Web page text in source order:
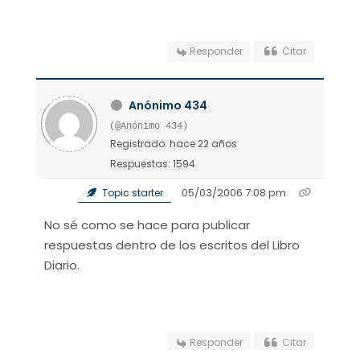
Responder Citar
Anónimo 434
(@Anónimo 434)
Registrado: hace 22 años
Respuestas: 1594
Topic starter 05/03/2006 7:08 pm
No sé como se hace para publicar
respuestas dentro de los escritos del Libro
Diario.
Responder Citar